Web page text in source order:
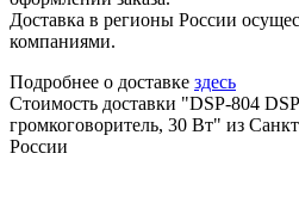
Доставка в регионы России
компаниями.
Подробнее о доставке здесь
Стоимость доставки "DSP-804
громкоговоритель, 30 Вт" из
России